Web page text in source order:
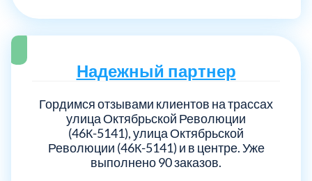
Надежный партнер
Гордимся отзывами клиентов на трассах
улица Октябрьской Революции
(46К-5141), улица Октябрьской
Революции (46К-5141) и в центре. Уже
выполнено 90 заказов.